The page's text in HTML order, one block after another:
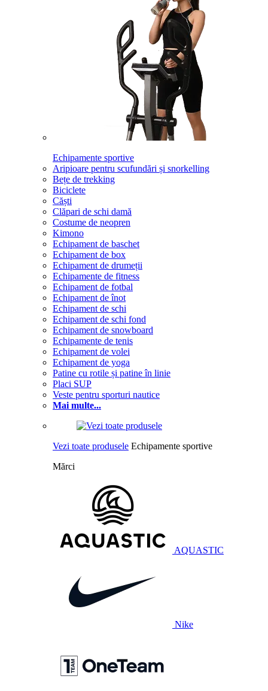
Echipamente sportive
Aripioare pentru scufundări și snorkelling
Bețe de trekking
Biciclete
Căști
Clăpari de schi damă
Costume de neopren
Kimono
Echipament de baschet
Echipament de box
Echipament de drumeții
Echipamente de fitness
Echipament de fotbal
Echipament de înot
Echipament de schi
Echipament de schi fond
Echipament de snowboard
Echipamente de tenis
Echipament de volei
Echipament de yoga
Patine cu rotile și patine în linie
Placi SUP
Veste pentru sporturi nautice
Mai multe...
Vezi toate produsele Echipamente sportive
Mărci
AQUASTIC
Nike